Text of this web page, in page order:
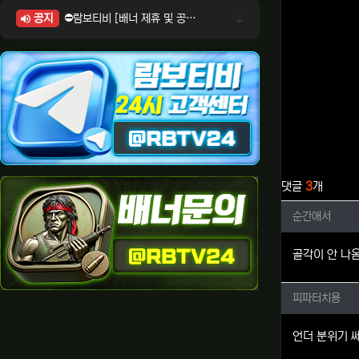
댓글 3개
순간애
순간애서
골각이 안 나
피파터
피파터치용
언더 분위기
공지
⛔람보티비 [배너 제휴 및 공식 입점 문의 안내]
⛔람보티비 [정회원 등급UP! 안내사항]
⛔람보티비 [채팅방 이용시 주의사항]
⛔람보티비 [공식보증업체 안내]